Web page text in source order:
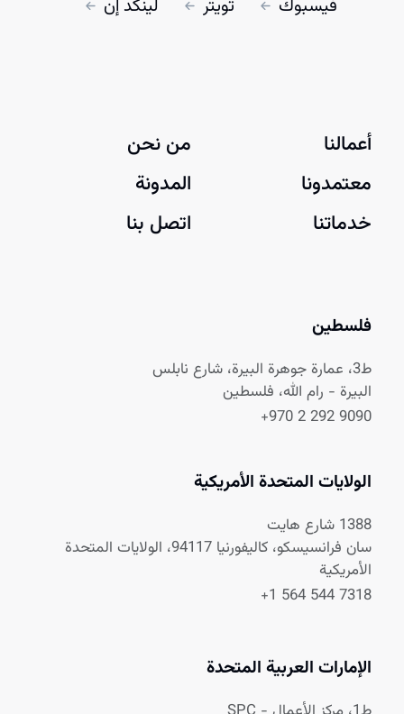
فيسبوك تويتر لينكد إن
أعمالنا
معتمدونا
خدماتنا
من نحن
المدونة
اتصل بنا
فلسطين
ط3، عمارة جوهرة البيرة، شارع نابلس
البيرة - رام الله، فلسطين
+970 2 292 9090
الولايات المتحدة الأمريكية
1388 شارع هايت
سان فرانسيسكو، كاليفورنيا 94117، الولايات المتحدة
الأمريكية
+1 564 544 7318
الإمارات العربية المتحدة